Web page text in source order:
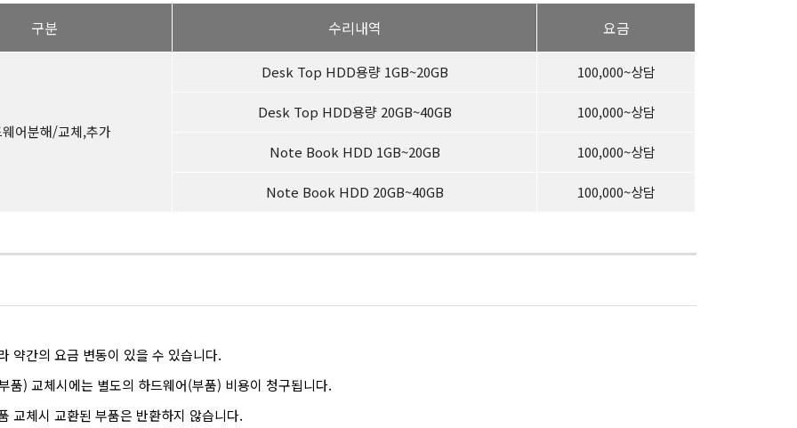
구분 수리내역 요금
어분해/교체,추가
Desk Top HDD용량 1GB~20GB 100,000~상담
Desk Top HDD용량 20GB~40GB 100,000~상담
Note Book HDD 1GB~20GB 100,000~상담
Note Book HDD 20GB~40GB 100,000~상담
약간의 요금 변동이 있을 수 있습니다.
품) 교체시에는 별도의 하드웨어(부품) 비용이 청구됩니다.
교체시 교환된 부품은 반환하지 않습니다.